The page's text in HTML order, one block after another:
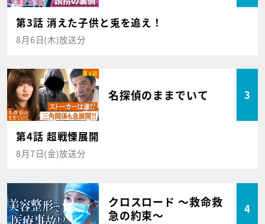
第3話 消えた子供と兎を追え！
8月6日(木)放送分
名探偵のままでいて 3
第4話 超戦慄展開
8月7日(金)放送分
クロスロード ～救命救
急の約束～
4